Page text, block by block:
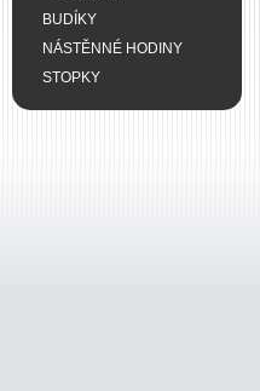
BUDÍKY
NÁSTĚNNÉ HODINY
STOPKY